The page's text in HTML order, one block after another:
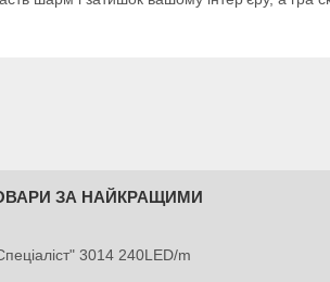
ЗА НАЙКРАЩИМИ
3014 240LED/m